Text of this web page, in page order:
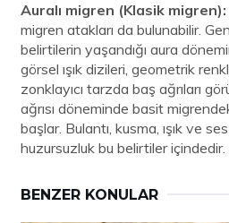
Auralı migren (Klasik migren):
migren atakları da bulunabilir.
belirtilerin yaşandığı aura
görsel ışık dizileri, geometrik
zonklayıcı tarzda baş ağrıları
ağrısı döneminde basit
başlar. Bulantı, kusma, ışık ve ses
huzursuzluk bu belirtiler içindedir.
BENZER KONULAR